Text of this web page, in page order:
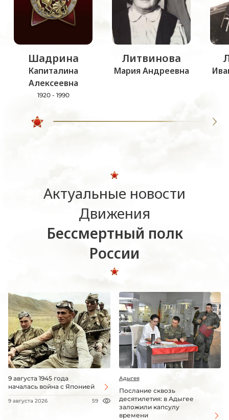
Шадрина
Капиталина
Алексеевна
1920 - 1990
Литвинова
Мария Андреевна
Актуальные новости
Движения
Бессмертный полк
России
9 августа 1945 года
началась война с Японией
9 августа 2026 59
Адыгея
Послание сквозь
десятилетия: в Адыгее
заложили капсулу
времени